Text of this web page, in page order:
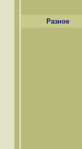
Разное